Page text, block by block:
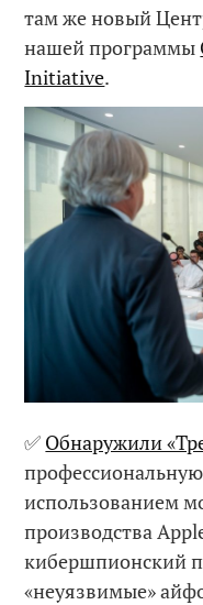
там же новый
нашей программы
Initiative.
✅ Обнаружили
использованием
производства
кибершпионский
«неуязвимые»